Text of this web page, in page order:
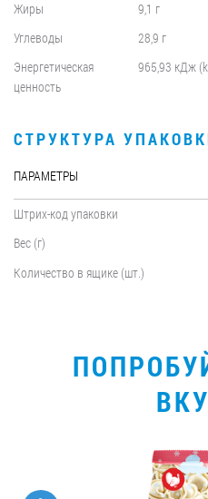
Жиры
9,1 г
Углеводы
28,9 г
Энергетическая
ценность
965,93 кДж
СТРУКТУРА
ПАРАМЕТРЫ
Штрих-код упаковки
Вес (г)
Количество в ящике (шт.)